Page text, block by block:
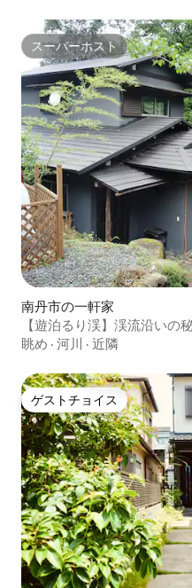
スーパーホスト
スーパーホスト
南丹市の一軒家
【遊泊るり渓】渓流沿いの
窯・BBQ・焚き火遊び放題
眺め · 河川 · 近隣
ゲストチョイス
ゲストチョイス